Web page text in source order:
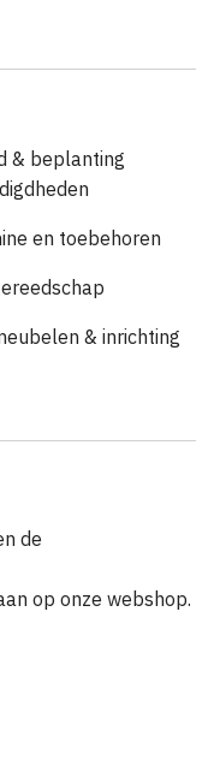
& beplanting
en toebehoren
& inrichting
de
op onze webshop.